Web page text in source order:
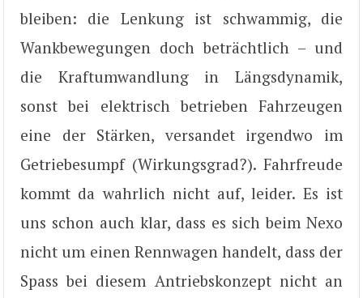
bleiben: die Lenkung ist schwammig, die
Wankbewegungen doch beträchtlich – und
die Kraftumwandlung in Längsdynamik,
sonst bei elektrisch betrieben Fahrzeugen
eine der Stärken, versandet irgendwo im
Getriebesumpf (Wirkungsgrad?). Fahrfreude
kommt da wahrlich nicht auf, leider. Es ist
uns schon auch klar, dass es sich beim Nexo
nicht um einen Rennwagen handelt, dass der
Spass bei diesem Antriebskonzept nicht an